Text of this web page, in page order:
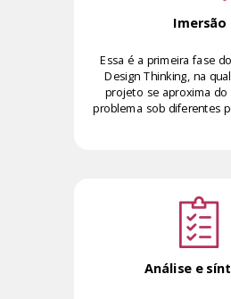
Imersão
Essa é a primeira fase
Design Thinking, na
projeto se aproxima
problema sob diferentes
Análise e